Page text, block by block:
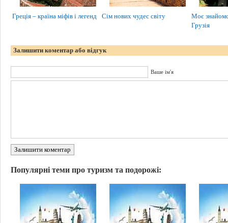
Греція – країна міфів і легенд Сім нових чудес світу
Моє
Грузія
Залишити коментар або відгук
Ваше ім'я
Залишити коментар
Популярні теми про туризм та подорожі: